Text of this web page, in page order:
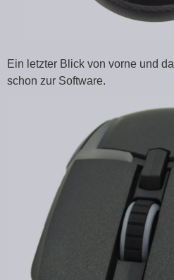
Ein letzter Blick von vorne und
schon zur Software.